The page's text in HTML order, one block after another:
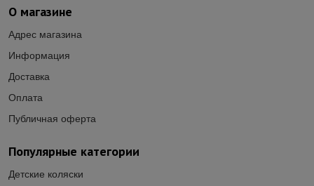
Популярные категории
Детские коляски
О магазине
Адрес магазина
Информация
Доставка
Оплата
Публичная оферта